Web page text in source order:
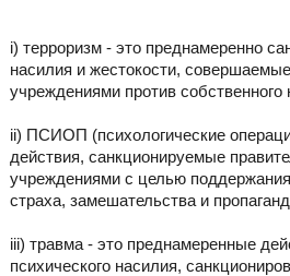
i) терроризм - это преднамеренно
насилия и жестокости,
учреждениями против собственного
ii) ПСИОП (психологические
действия, санкционируемые
учреждениями с целью
страха, замешательства и
iii) травма - это преднамеренные
психического насилия,